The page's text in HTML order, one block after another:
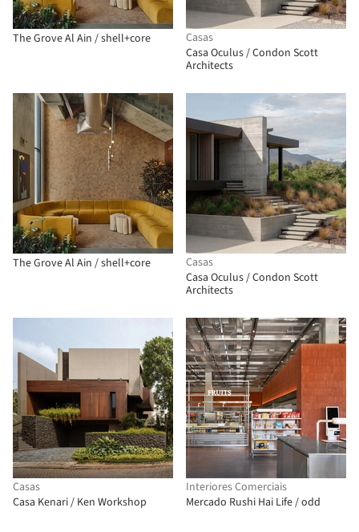
The Grove Al Ain / shell+core
Casas
Casa Oculus / Condon Scott
Architects
The Grove Al Ain / shell+core
Casas
Casa Oculus / Condon Scott
Architects
Casas
Casa Kenari / Ken Workshop
Interiores Comerciais
Mercado Rushi Hai Life / odd